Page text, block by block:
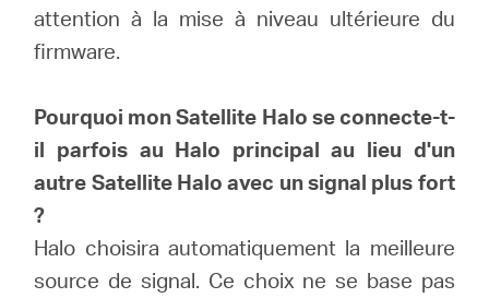
France
Français
attention à la mise à niveau ultérieure du
firmware.
Pourquoi mon Satellite Halo se connecte-t-
il parfois au Halo principal au lieu d'un
autre Satellite Halo avec un signal plus fort
?
Halo choisira automatiquement la meilleure
source de signal. Ce choix ne se base pas